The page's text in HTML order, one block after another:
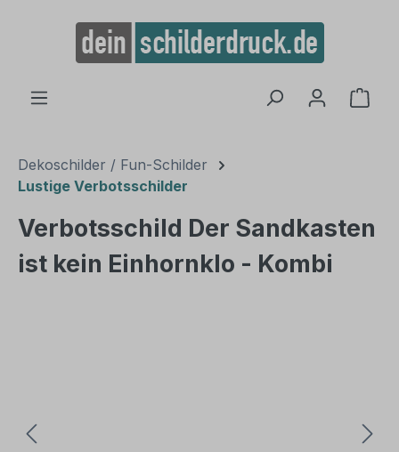
springen
Dekoschilder / Fun-Schilder
Lustige Verbotsschilder
Verbotsschild Der Sandkasten
ist kein Einhornklo - Kombi